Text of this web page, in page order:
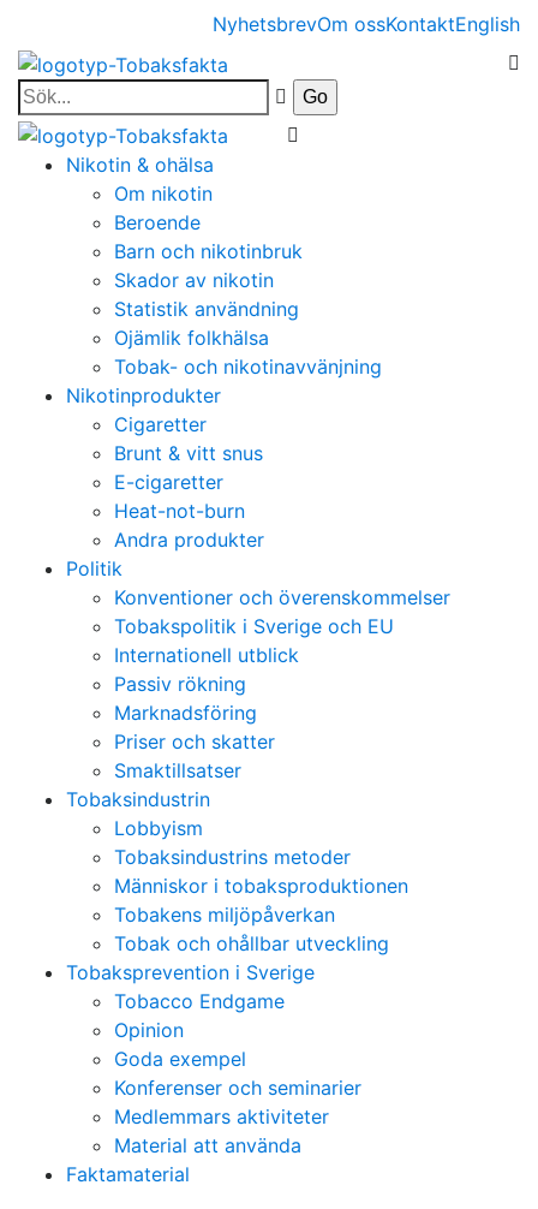
NyhetsbrevOm ossKontaktEnglish
Nikotin & ohälsa
Om nikotin
Beroende
Barn och nikotinbruk
Skador av nikotin
Statistik användning
Ojämlik folkhälsa
Tobak- och nikotinavvänjning
Nikotinprodukter
Cigaretter
Brunt & vitt snus
E-cigaretter
Heat-not-burn
Andra produkter
Politik
Konventioner och överenskommelser
Tobakspolitik i Sverige och EU
Internationell utblick
Passiv rökning
Marknadsföring
Priser och skatter
Smaktillsatser
Tobaksindustrin
Lobbyism
Tobaksindustrins metoder
Människor i tobaksproduktionen
Tobakens miljöpåverkan
Tobak och ohållbar utveckling
Tobaksprevention i Sverige
Tobacco Endgame
Opinion
Goda exempel
Konferenser och seminarier
Medlemmars aktiviteter
Material att använda
Faktamaterial